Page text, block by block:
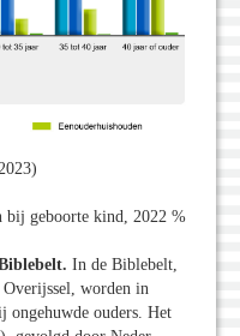
bij geboorte kind, 2022 %
In de Biblebelt,
worden in
ongehuwde ouders. Het